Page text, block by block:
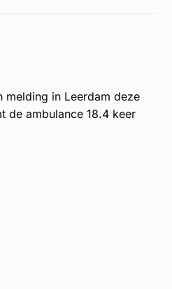
melding in Leerdam deze
de ambulance 18.4 keer